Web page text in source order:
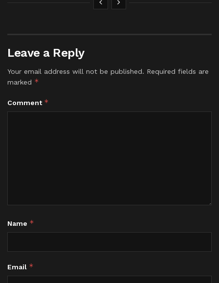
Leave a Reply
Your email address will not be published. Required fields are
marked *
Comment *
Name *
Email *